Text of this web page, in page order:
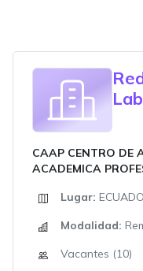
CAAP CENTRO DE
ACADEMICA
Lugar:
Modalidad:
Vacantes (10)